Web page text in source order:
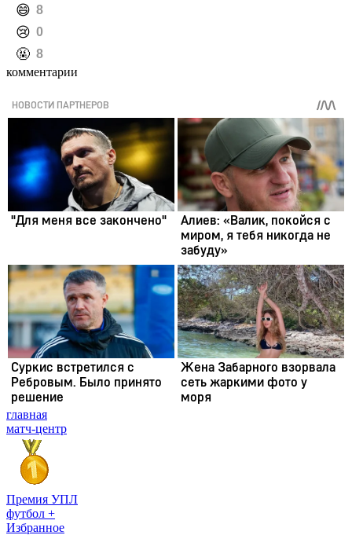
️😄 8
️😢 0
️🤬 8
комментарии
главная
матч-центр
Премия УПЛ
футбол +
Избранное